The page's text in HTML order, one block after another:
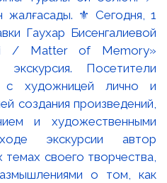
жалғасады. ⚜️ Сегодня, 1
Гаухар Бисенгалиевой
/ Matter of Memory»
экскурсия. Посетители
с художницей лично и
создания произведений,
и художественными
экскурсии автор
своего творчества,
о том, как